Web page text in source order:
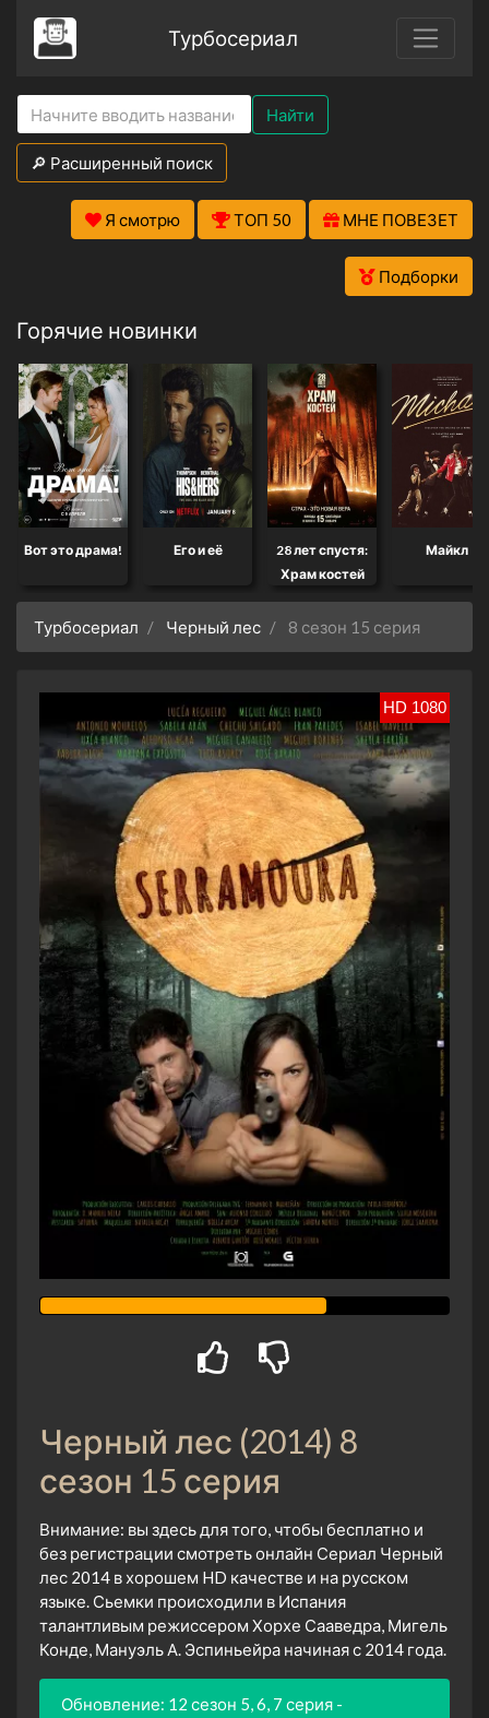
Турбосериал
Найти
🔎 Расширенный поиск
Я смотрю ТОП 50 МНЕ ПОВЕЗЕТ
Подборки
Горячие новинки
Вот это драма! Его и её
28 лет спустя:
Храм костей
Майкл
Турбосериал Черный лес 8 сезон 15 серия
HD 1080
Черный лес (2014) 8
сезон 15 серия
Внимание: вы здесь для того, чтобы бесплатно и
без регистрации смотреть онлайн Сериал Черный
лес 2014 в хорошем HD качестве и на русском
языке. Сьемки происходили в Испания
талантливым режиссером Хорхе Сааведра, Мигель
Конде, Мануэль А. Эспиньейра начиная с 2014 года.
Обновление: 12 сезон 5, 6, 7 серия -